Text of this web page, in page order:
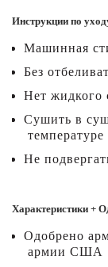
Инструкции по
Машинная
Без
Нет жидкого
Сушить в
температуре
Не
Характеристики +
Одобрено
армии США